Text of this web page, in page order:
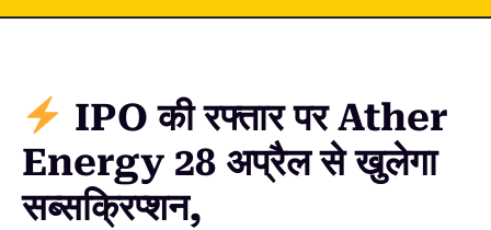
IPO की रफ्तार पर Ather
Energy 28 अप्रैल से खुलेगा
सब्सक्रिप्शन,